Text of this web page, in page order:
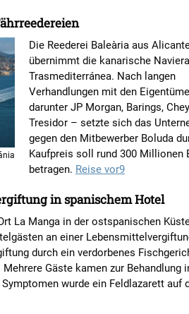
Die Reederei Baleària aus
übernimmt die kanarische
Trasmediterránea. Nach langen
Verhandlungen mit den
darunter JP Morgan, Barings,
Tresidor – setzte sich das
gegen den Mitbewerber Boluda
Kaufpreis soll rund 300 Millionen
betragen. Reise vor9
in spanischem Hotel
La Manga in der ostspanischen
an einer
durch ein verdorbenes
Gäste kamen zur Behandlung
wurde ein Feldlazarett auf